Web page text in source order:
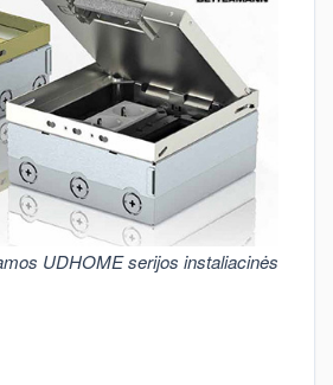
UDHOME serijos instaliacinės